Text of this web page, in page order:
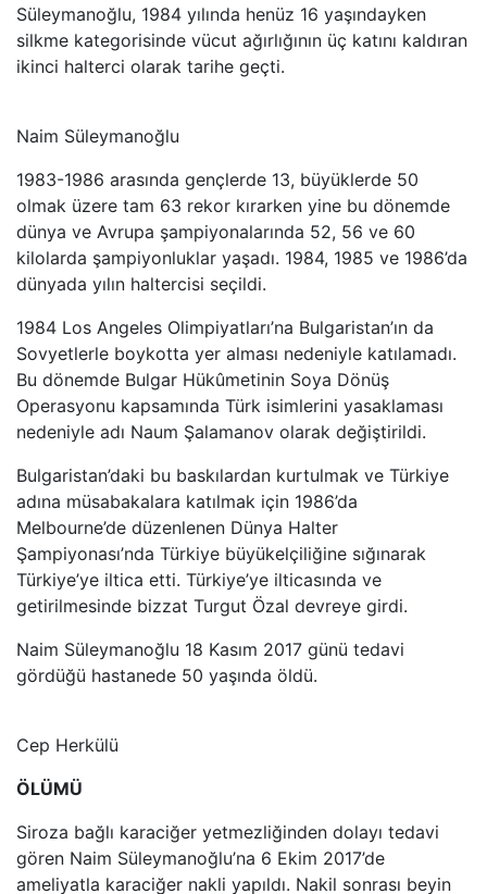
Süleymanoğlu, 1984 yılında henüz 16 yaşındayken
silkme kategorisinde vücut ağırlığının üç katını kaldıran
ikinci halterci olarak tarihe geçti.
Naim Süleymanoğlu
1983-1986 arasında gençlerde 13, büyüklerde 50
olmak üzere tam 63 rekor kırarken yine bu dönemde
dünya ve Avrupa şampiyonalarında 52, 56 ve 60
kilolarda şampiyonluklar yaşadı. 1984, 1985 ve 1986’da
dünyada yılın haltercisi seçildi.
1984 Los Angeles Olimpiyatları’na Bulgaristan’ın da
Sovyetlerle boykotta yer alması nedeniyle katılamadı.
Bu dönemde Bulgar Hükûmetinin Soya Dönüş
Operasyonu kapsamında Türk isimlerini yasaklaması
nedeniyle adı Naum Şalamanov olarak değiştirildi.
Bulgaristan’daki bu baskılardan kurtulmak ve Türkiye
adına müsabakalara katılmak için 1986’da
Melbourne’de düzenlenen Dünya Halter
Şampiyonası’nda Türkiye büyükelçiliğine sığınarak
Türkiye’ye iltica etti. Türkiye’ye ilticasında ve
getirilmesinde bizzat Turgut Özal devreye girdi.
Naim Süleymanoğlu 18 Kasım 2017 günü tedavi
gördüğü hastanede 50 yaşında öldü.
Cep Herkülü
ÖLÜMÜ
Siroza bağlı karaciğer yetmezliğinden dolayı tedavi
gören Naim Süleymanoğlu’na 6 Ekim 2017’de
ameliyatla karaciğer nakli yapıldı. Nakil sonrası beyin